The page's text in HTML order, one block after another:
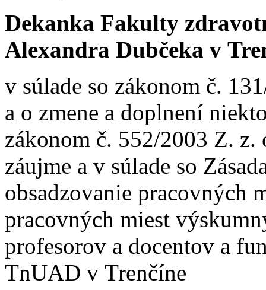
Dekanka Fakulty
Alexandra Dubčeka v
v súlade so zákonom č.
a o zmene a doplnení
zákonom č. 552/2003 Z.
záujme a v súlade so
obsadzovanie pracovných
pracovných miest
profesorov a docentov a
TnUAD v Trenčíne